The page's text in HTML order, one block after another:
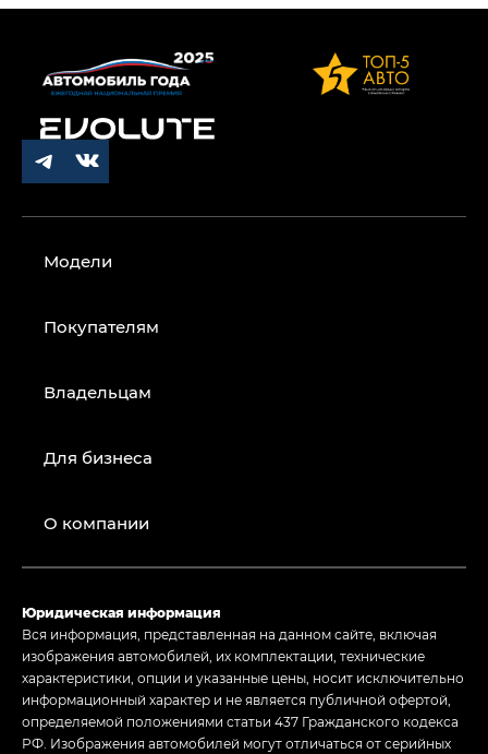
Модели
Покупателям
Владельцам
Для бизнеса
О компании
Юридическая информация
Вся информация, представленная на данном сайте, включая
изображения автомобилей, их комплектации, технические
характеристики, опции и указанные цены, носит исключительно
информационный характер и не является публичной офертой,
определяемой положениями статьи 437 Гражданского кодекса
РФ. Изображения автомобилей могут отличаться от серийных